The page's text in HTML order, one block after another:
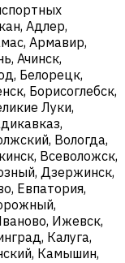
Адлер,
Армавир,
Ачинск,
Белорецк,
Борисоглебск,
Луки,
Вологда,
Всеволожск,
Дзержинск,
Евпатория,
Ижевск,
Калуга,
Камышин,